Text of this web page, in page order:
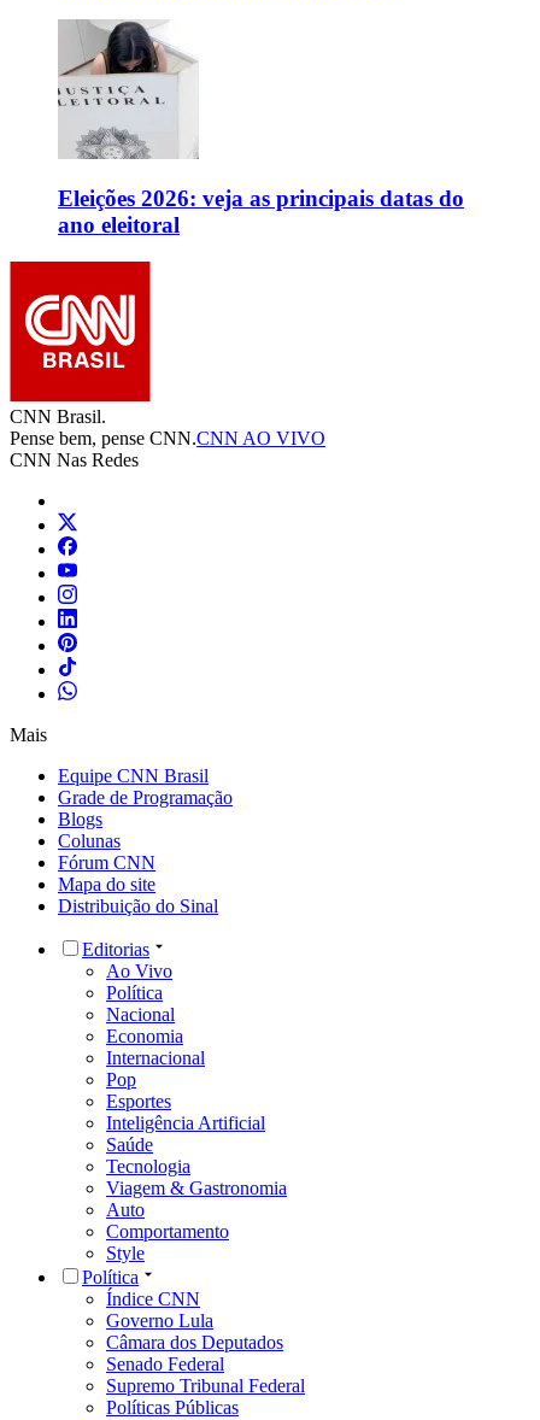
Eleições 2026: veja as principais datas do
ano eleitoral
CNN Brasil.
Pense bem, pense CNN.CNN AO VIVO
CNN Nas Redes
Mais
Equipe CNN Brasil
Grade de Programação
Blogs
Colunas
Fórum CNN
Mapa do site
Distribuição do Sinal
Editorias
Ao Vivo
Política
Nacional
Economia
Internacional
Pop
Esportes
Inteligência Artificial
Saúde
Tecnologia
Viagem & Gastronomia
Auto
Comportamento
Style
Política
Índice CNN
Governo Lula
Câmara dos Deputados
Senado Federal
Supremo Tribunal Federal
Políticas Públicas